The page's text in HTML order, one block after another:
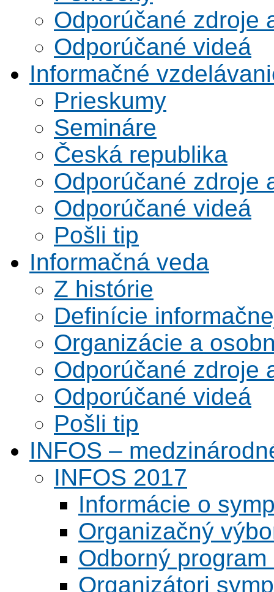
Odporúčané zdroje
Odporúčané videá
Informačné
Prieskumy
Semináre
Česká republika
Odporúčané zdroje
Odporúčané videá
Pošli tip
Informačná veda
Z histórie
Definície
Organizácie a
Odporúčané zdroje
Odporúčané videá
Pošli tip
INFOS –
INFOS 2017
Informácie o
Organizačný
Odborný
Organizátori